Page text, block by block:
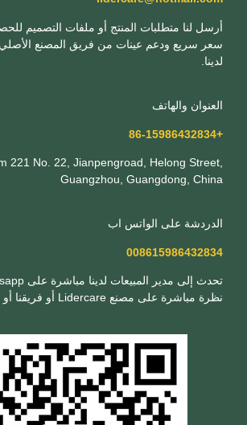
أرسل لنا متطلبات المنتج أو ملفات التصميم
سعر سريع ودعم عينات من فريق المصنع الأصلي/
لدينا.
العنوان والهاتف
+86-15986432834
221 No. 22, Jianpengroad, Helong Street,
Guangzhou, Guangdong, China
الدردشة على الواتس اب
008615986432834
نظرة مباشرة على مصنع Lidercare أو فريقنا أو أعمالنا السابقة.